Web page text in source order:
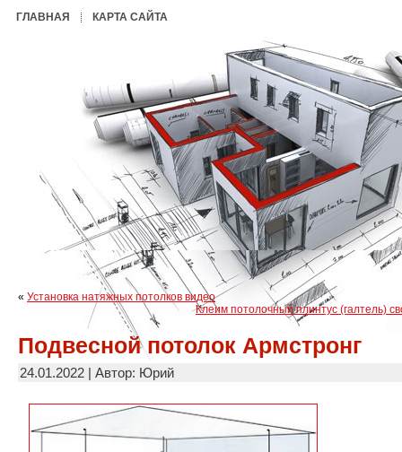
ГЛАВНАЯ КАРТА САЙТА
« Установка натяжных потолков видео
Клеим потолочный плинтус (галтель)
Подвесной потолок Армстронг
24.01.2022 | Автор: Юрий